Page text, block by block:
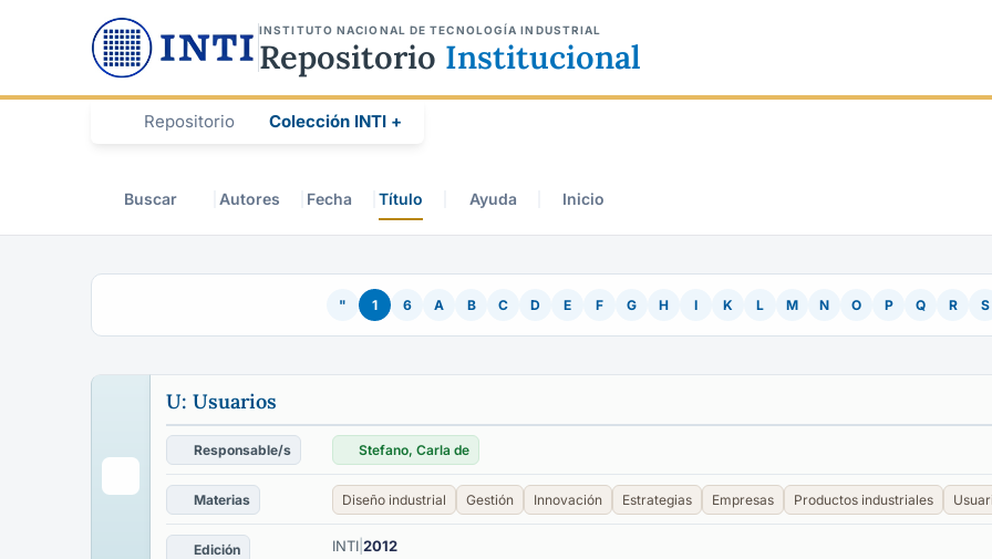
INSTITUTO NACIONAL DE TECNOLOGÍA INDUSTRIAL
Repositorio Institucional
Repositorio Colección INTI +
Buscar Autores Fecha Título Ayuda Inicio
" 1 6 A B C D E F G H I K L M N O P Q R S
U: Usuarios
Responsable/s Stefano, Carla de
Materias Diseño industrial Gestión Innovación Estrategias Empresas Productos industriales
Edición INTI 2012